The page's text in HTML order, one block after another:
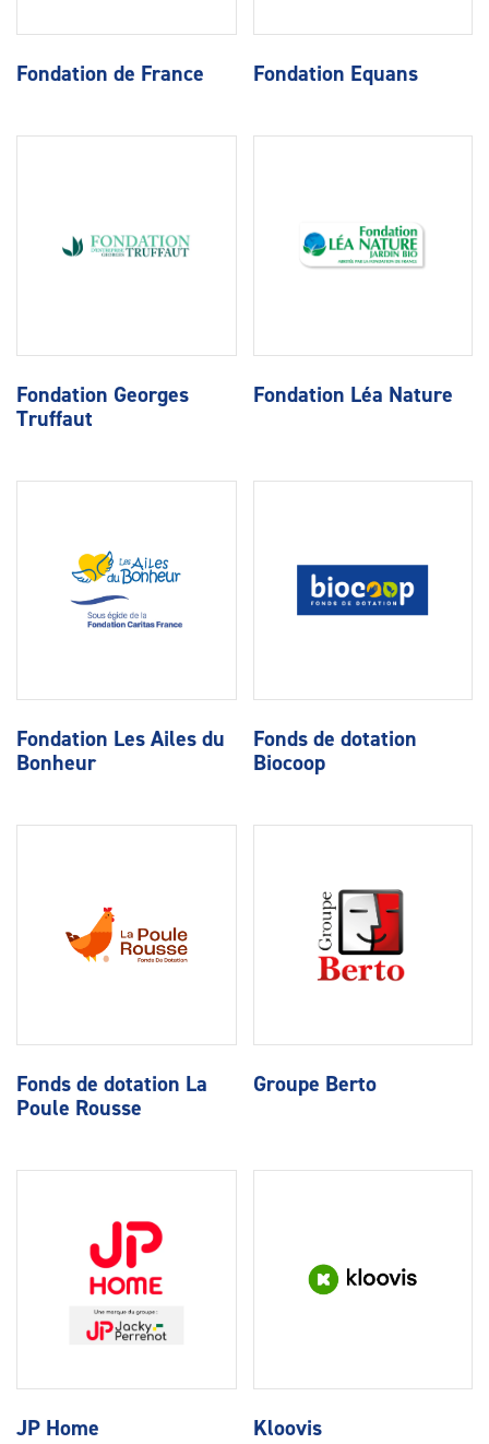
Fondation de France Fondation Equans
Fondation Georges
Truffaut
Fondation Léa Nature
Fondation Les Ailes du
Bonheur
Fonds de dotation
Biocoop
Fonds de dotation La
Poule Rousse
Groupe Berto
JP Home Kloovis